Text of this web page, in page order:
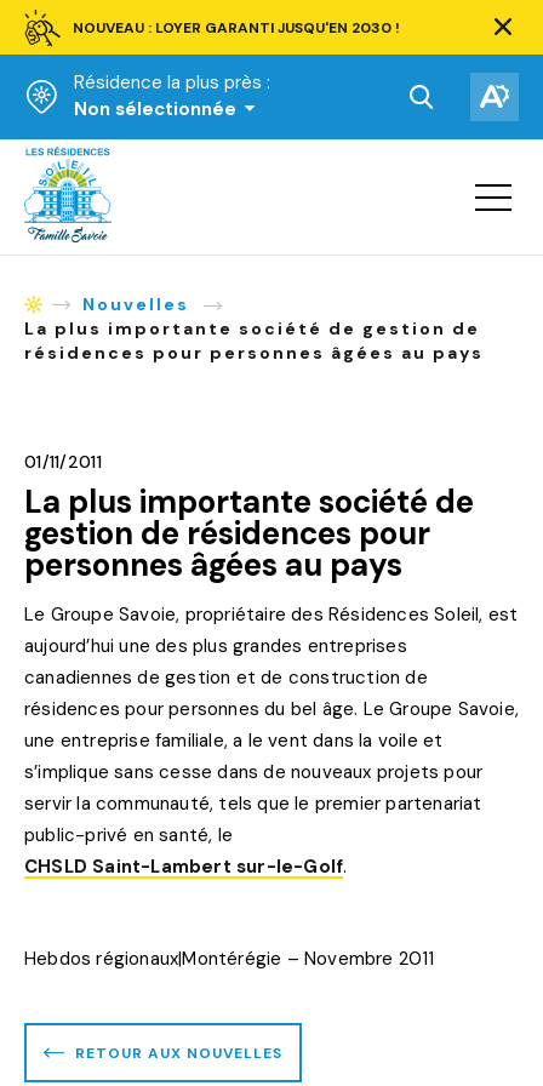
NOUVEAU : LOYER GARANTI JUSQU'EN 2030 !
barre
Résidence la plus près :
Non sélectionnée
Ouvrir
la
recherche.
la
Accueil
Ouvrir
la
AccueilNouvelles
La plus importante société de gestion de
résidences pour personnes âgées au pays
01/11/2011
La plus importante société de
gestion de résidences pour
personnes âgées au pays
Le Groupe Savoie, propriétaire des Résidences Soleil, est
aujourd’hui une des plus grandes entreprises
canadiennes de gestion et de construction de
résidences pour personnes du bel âge. Le Groupe Savoie,
une entreprise familiale, a le vent dans la voile et
s’implique sans cesse dans de nouveaux projets pour
servir la communauté, tels que le premier partenariat
public-privé en santé, le
CHSLD Saint-Lambert sur-le-Golf.
Hebdos régionaux|Montérégie – Novembre 2011
RETOUR AUX NOUVELLES